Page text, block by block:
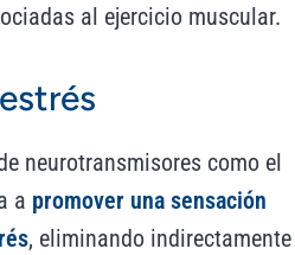
al ejercicio muscular.
neurotransmisores como el
a promover una sensación
, eliminando indirectamente